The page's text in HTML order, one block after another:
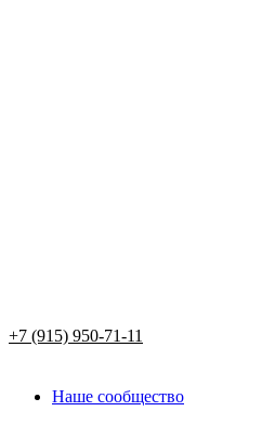
+7 (915) 950-71-11
Наше сообщество